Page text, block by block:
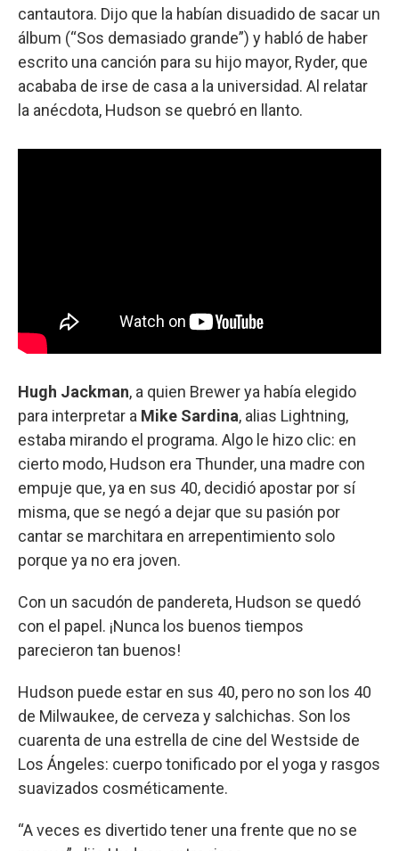
cantautora. Dijo que la habían disuadido de sacar un
álbum (“Sos demasiado grande”) y habló de haber
escrito una canción para su hijo mayor, Ryder, que
acababa de irse de casa a la universidad. Al relatar
la anécdota, Hudson se quebró en llanto.
Hugh Jackman, a quien Brewer ya había elegido
para interpretar a Mike Sardina, alias Lightning,
estaba mirando el programa. Algo le hizo clic: en
cierto modo, Hudson era Thunder, una madre con
empuje que, ya en sus 40, decidió apostar por sí
misma, que se negó a dejar que su pasión por
cantar se marchitara en arrepentimiento solo
porque ya no era joven.
Con un sacudón de pandereta, Hudson se quedó
con el papel. ¡Nunca los buenos tiempos
parecieron tan buenos!
Hudson puede estar en sus 40, pero no son los 40
de Milwaukee, de cerveza y salchichas. Son los
cuarenta de una estrella de cine del Westside de
Los Ángeles: cuerpo tonificado por el yoga y rasgos
suavizados cosméticamente.
“A veces es divertido tener una frente que no se